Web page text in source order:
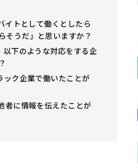
イトとして働くとしたら
そうだ」と思いますか？
下のような対応をする企
ク企業で働いたことが
者に情報を伝えたことが